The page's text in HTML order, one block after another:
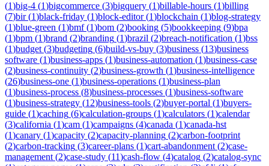
(1)big-4 (1)bigcommerce (3)bigquery (1)billable-hours (1)billing
(7)bir(1)black-friday (1)block-editor(1)blockchain (1)blog-strategy
(1)blue-green (1)bmf(1)bom (2)booking (5)bookkeeping (9)bpa
(1)bpm (1)brand (2)branding (1)brazil (2)breach-notification (1)bss
(1)budget (3)budgeting (6)build-vs-buy (3)business (13)business
software (1)business-apps (1)business-automation (1)business-case
(2)business-continuity (2)business-growth (1)business-intelligence
(26)business-one (1)business-operations (1)business-plan
(1)business-process (8)business-processes (1)business-software
(1)business-strategy (12)business-tools (2)buyer-portal (1)buyers-
guide (1)caching (6)calculation-groups (1)calculators (1)calendar
(3)california (1)cam (1)campaigns (4)canada (1)canada-hst
(1)canary (1)capacity (2)capacity-planning (2)carbon-footprint
(2)carbon-tracking (3)career-plans (1)cart-abandonment (2)case-
management (2)case-study (11)cash-flow (4)catalog (2)catalog-sync